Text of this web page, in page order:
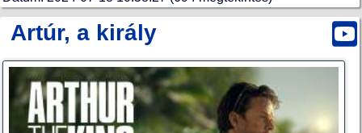
Artúr, a király